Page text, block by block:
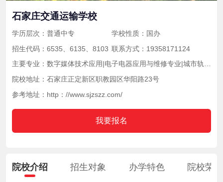
石家庄交通运输学校
学历层次：普通中专
学校性质：国办
招生代码：6535、6135、8103 联系方式：19358171124
主要专业：数字媒体技术应用|电子电器应用与维修专业|城市轨道交通运营管理|铁道运输管理|计算机网络技术|美术设计与制作|汽车运用与维修
院校地址：石家庄正定新区职教园区华阳路23号
参考地址：http：//www.sjzszz.com/
我要报名
院校介绍 招生对象 办学特色 院校荣誉